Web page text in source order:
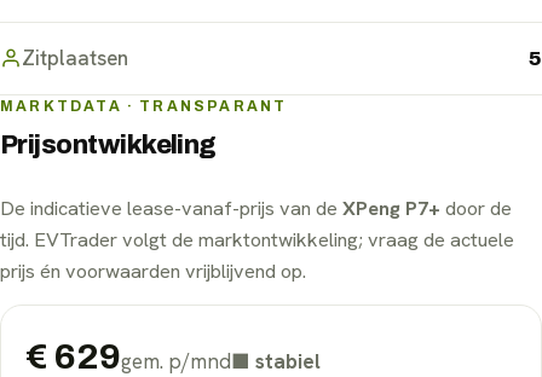
Zitplaatsen 5
MARKTDATA · TRANSPARANT
Prijsontwikkeling
De indicatieve lease-vanaf-prijs van de XPeng P7+ door de
tijd. EVTrader volgt de marktontwikkeling; vraag de actuele
prijs én voorwaarden vrijblijvend op.
€ 629gem. p/mnd■ stabiel